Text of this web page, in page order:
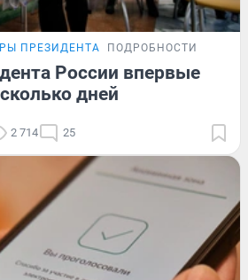
ПРЕЗИДЕНТА ПОДРОБНОСТИ
России впервые
дней
2 714 25